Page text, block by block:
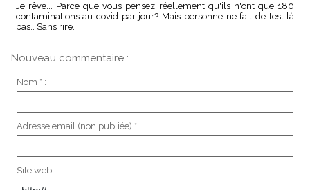
Je rêve... Parce que vous pensez réellement qu'ils n'ont que 180
contaminations au covid par jour? Mais personne ne fait de test là
bas.. Sans rire.
Nouveau commentaire :
Nom * :
Adresse email (non publiée) * :
Site web :